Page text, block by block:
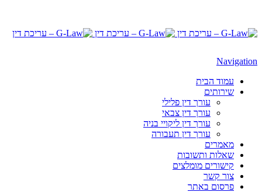
Navigation
עמוד הבית
שירותים
עורך דין פלילי
עורך דין צבאי
עורך דין ליקויי בניה
עורך דין תעבורה
מאמרים
שאלות ותשובות
קישורים מומלצים
צור קשר
פרסום באתר